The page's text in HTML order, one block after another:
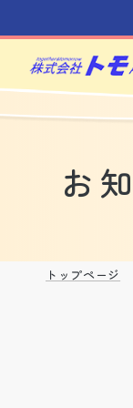
お
トップページ